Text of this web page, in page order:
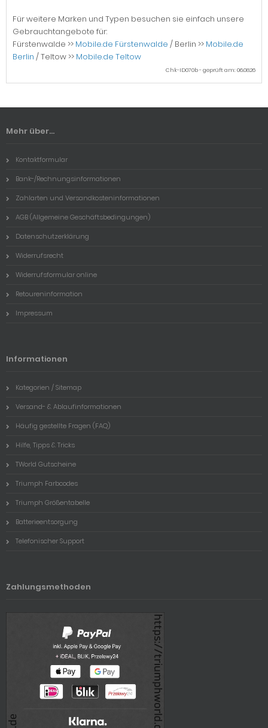
Für weitere Marken und Typen besuchen sie einfach unsere
Gebrauchtangebote für:
Fürstenwalde >> Mobile.de Fürstenwalde / Berlin >> Mobile.de
Berlin / Teltow >> Mobile.de Teltow
Chk-ID070b - geprüft am: 06.08.26
Mehr über...
Kontaktformular
Bank-/Rechnungsinformationen
Zahlarten und Versandkosteninformationen
AGB (Allgemeine Geschäftsbedingungen)
Datenschutzerklärung
Widerrufsrecht
Widerrufsformular online
Retoureninformation
Impressum
Informationen
Kategorien / Sitemap
Versand- & Ablaufinformationen
Häufig gestellte Fragen (FAQ)
Hilfe, Tipps & Tricks
TWorld Gutscheine
Triumph Farbcodes
Triumph Größentabelle
Batterieentsorgung
Telefonischer Support
Zahlungsmethoden